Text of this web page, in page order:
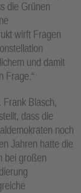
die Grünen
wirft Fragen
und damit
Frage.“
Blasch,
dass die
noch
Jahren hatte die
bei großen